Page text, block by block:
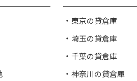
東京の貸倉庫
埼玉の貸倉庫
千葉の貸倉庫
神奈川の貸倉庫